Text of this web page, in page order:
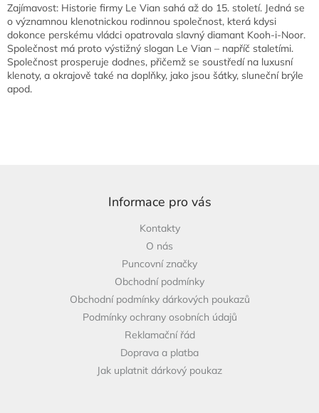
Zajímavost: Historie firmy Le Vian sahá až do 15. století. Jedná se
o významnou klenotnickou rodinnou společnost, která kdysi
dokonce perskému vládci opatrovala slavný diamant Kooh-i-Noor.
Společnost má proto výstižný slogan Le Vian – napříč staletími.
Společnost prosperuje dodnes, přičemž se soustředí na luxusní
klenoty, a okrajově také na doplňky, jako jsou šátky, sluneční brýle
apod.
Informace pro vás
Kontakty
O nás
Puncovní značky
Obchodní podmínky
Obchodní podmínky dárkových poukazů
Podmínky ochrany osobních údajů
Reklamační řád
Doprava a platba
Jak uplatnit dárkový poukaz